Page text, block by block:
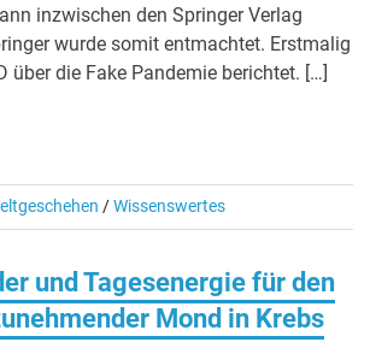
inzwischen den Springer Verlag
wurde somit entmachtet. Erstmalig
über die Fake Pandemie berichtet. […]
/Wissenswertes
und Tagesenergie für den
Mond in Krebs